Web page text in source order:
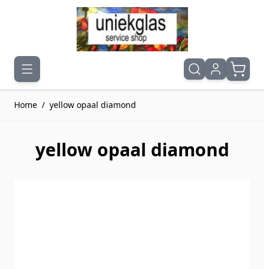
Ga naar de inhoud
Home / yellow opaal diamond
yellow opaal diamond